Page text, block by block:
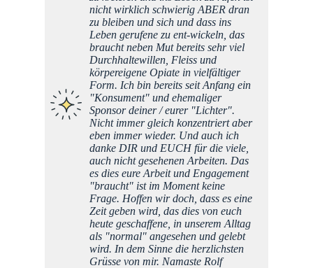
nicht wirklich schwierig ABER dran
zu bleiben und sich und dass ins
Leben gerufene zu ent-wickeln, das
braucht neben Mut bereits sehr viel
Durchhaltewillen, Fleiss und
körpereigene Opiate in vielfältiger
Form. Ich bin bereits seit Anfang ein
"Konsument" und ehemaliger
Sponsor deiner / eurer "Lichter".
Nicht immer gleich konzentriert aber
eben immer wieder. Und auch ich
danke DIR und EUCH für die viele,
auch nicht gesehenen Arbeiten. Das
es dies eure Arbeit und Engagement
"braucht" ist im Moment keine
Frage. Hoffen wir doch, dass es eine
Zeit geben wird, das dies von euch
heute geschaffene, in unserem Alltag
als "normal" angesehen und gelebt
wird. In dem Sinne die herzlichsten
Grüsse von mir. Namaste Rolf